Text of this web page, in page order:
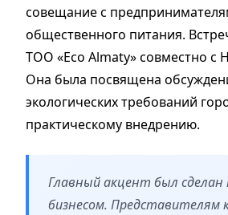
совещание с
общественного питания.
ТОО «Eco Almaty» совместно с
Она была посвящена
экологических требований
практическому внедрению.
Главный акцент был сделан
бизнесом. Представителям